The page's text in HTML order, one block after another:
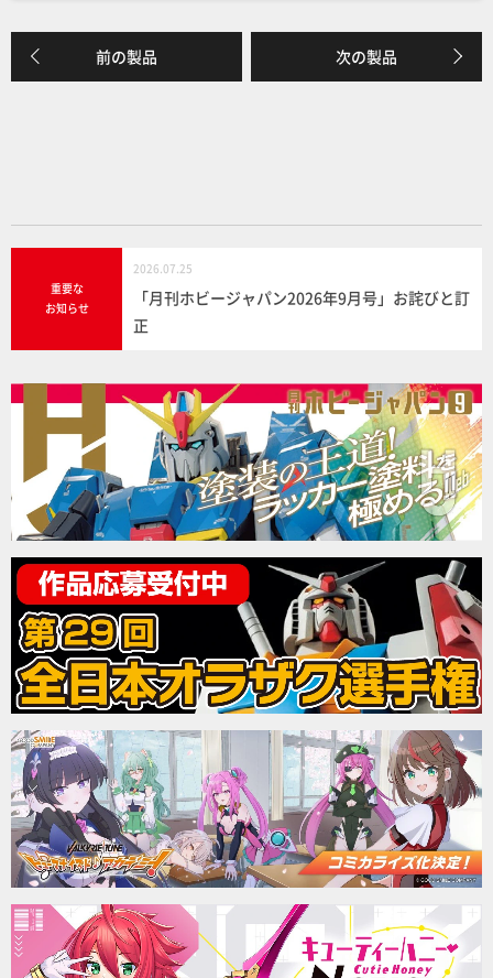
e
b
前の製品 次の製品
重要な
お知らせ
2026.07.25
「月刊ホビージャパン2026年9月号」お詫びと訂
正